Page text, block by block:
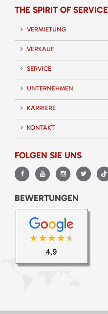
THE SPIRIT OF SERVICE
VERMIETUNG
VERKAUF
SERVICE
UNTERNEHMEN
KARRIERE
KONTAKT
FOLGEN SIE UNS
BEWERTUNGEN